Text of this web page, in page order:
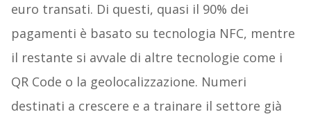
euro transati. Di questi, quasi il 90% dei
pagamenti è basato su tecnologia NFC, mentre
il restante si avvale di altre tecnologie come i
QR Code o la geolocalizzazione. Numeri
destinati a crescere e a trainare il settore già